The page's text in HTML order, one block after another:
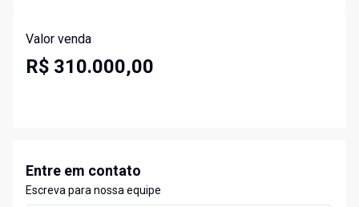
Valor venda
R$ 310.000,00
Entre em contato
Escreva para nossa equipe